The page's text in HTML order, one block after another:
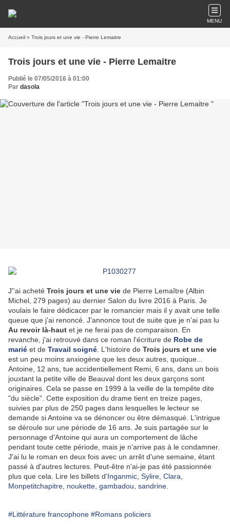
MENU
Accueil » Trois jours et une vie - Pierre Lemaitre
Trois jours et une vie - Pierre Lemaitre
Publié le 07/05/2016 à 01:00
Par dasola
J''ai acheté Trois jours et une vie de Pierre Lemaître (Albin
Michel, 279 pages) au dernier Salon du livre 2016 à Paris. Je
voulais le faire dédicacer par le romancier mais il y avait une telle
queue que j'ai renoncé. J'annonce tout de suite que je n'ai pas lu
Au revoir là-haut et je ne ferai pas de comparaison. En
revanche, j'ai retrouvé dans ce roman l'écriture de Robe de
marié et de Travail soigné . L'histoire de Trois jours et une vie
est un peu moins anxiogène que les deux autres, quoique...
Antoine, 12 ans, tue accidentiellement Remi, 6 ans, dans un bois
jouxtant la petite ville de Beauval dont les deux garçons sont
originaires. Cela se passe en 1999 à la veille de la tempête dite
"du siècle". Cette exposition du drame tient en treize pages,
suivies par plus de 250 pages dans lesquelles le lecteur se
demande si Antoine va se dénoncer ou être démasqué. L'intrigue
se déroule sur une période de 16 ans. Je suis partagée sur le
personnage d'Antoine qui aura un comportement de lâche
pendant toute cette période, mais je n'arrive pas à le condamner.
J'ai lu le roman en deux fois avec un arrêt d'une semaine, étant
passé à d'autres lectures. Peut-être n'ai-je pas été passionnée
plus que cela. Lire les billets d'Inganmic Sylire Clara
Monpetitchapitre noukette gambadou sandrine
#Littérature francophone #Romans policiers